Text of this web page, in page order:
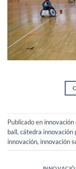
Publicado en
ball, cátedra innovación
innovación, innovación